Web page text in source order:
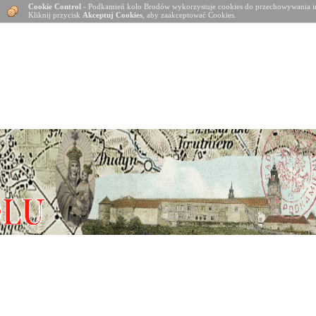
Cookie Control - Podkamień koło Brodów wykorzystuje cookies do
Kliknij przycisk Akceptuj Cookies , aby zaakceptować Cookies.